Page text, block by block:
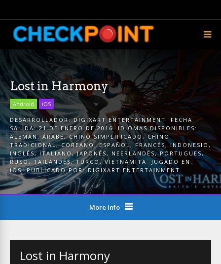
Lost in Harmony
Android iOS
DESARROLLADOR:DIGIXART ENTERTAINMENT
FECHA
SALIDA:21 DE ENERO DE 2016
IDIOMAS DISPONIBLES:
ALEMÁN,ÁRABE,CHINO SIMPLIFICADO, CHINO
TRADICIONAL,COREANO,ESPAÑOL,FRANCÉS,INDONESIO ,
INGLÉS,ITALIANO,JAPONÉS, NEERLANDÉS,PORTUGUES,
RUSO,TAILANDÉS,TURCO,VIETNAMITA
JUGADO EN:
IOS
PUBLICADO POR:DIGIXART ENTERTAINMENT
More Info
Lost in Harmony